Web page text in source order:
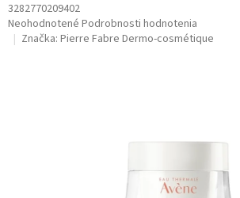
3282770209402
Priemerné
hodnotenie
Neohodnotené Podrobnosti hodnotenia
Značka: Pierre Fabre Dermo-cosmétique